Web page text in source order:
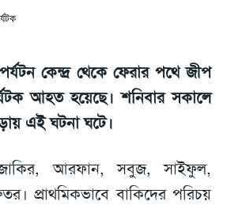
কেন্দ্র থেকে ফেরার পথে জীপ
আহত হয়েছে। শনিবার সকালে
এই ঘটনা ঘটে।
আরফান, সবুজ, সাইফুল,
প্রাথমিকভাবে বাকিদের পরিচয়